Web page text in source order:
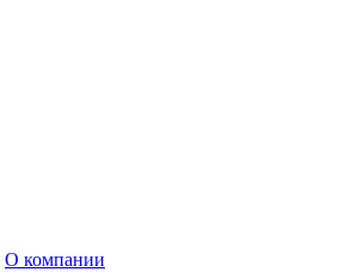
О компании